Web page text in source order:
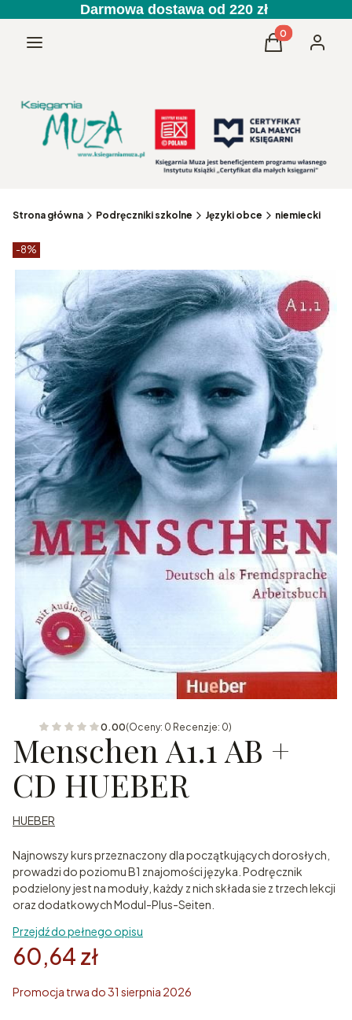
Darmowa dostawa od 220 zł
Menu Produkty w
Koszyk
Strona główna Podręczniki szkolne Języki obce niemiecki
Etykiety produktu
-8%
0.00(Oceny: 0 Recenzje: 0)
Menschen A1.1 AB +
CD HUEBER
HUEBER
Najnowszy kurs przeznaczony dla początkujących dorosłych,
prowadzi do poziomu B1 znajomości języka. Podręcznik
podzielony jest na moduły, każdy z nich składa sie z trzech lekcji
oraz dodatkowych Modul-Plus-Seiten.
Przejdź do pełnego opisu
60,64 zł
Promocja trwa do 31 sierpnia 2026